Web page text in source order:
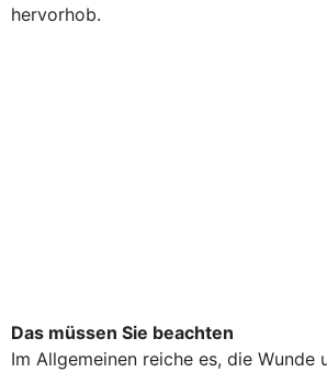
hervorhob.
Das müssen Sie beachten
Im Allgemeinen reiche es, die Wunde